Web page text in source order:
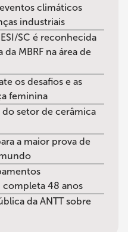
climáticos
industriais
SC é reconhecida
MBRF na área de
os desafios e as
feminina
setor de cerâmica
a maior prova de
48 anos
da ANTT sobre